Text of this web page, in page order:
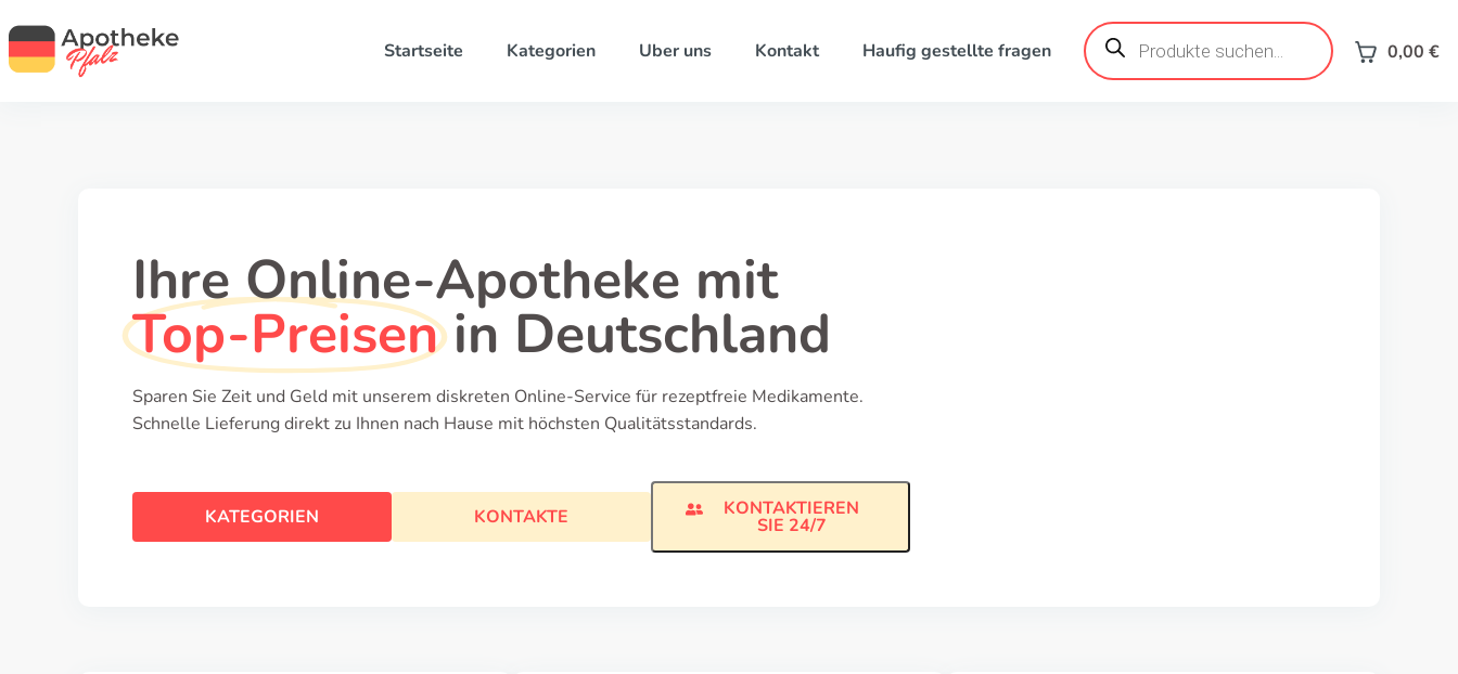
Startseite Kategorien Uber uns Kontakt Haufig gestellte fragen
Produktsuche
0,00 €
Ihre Online-Apotheke mit
Top-Preisen in Deutschland
Sparen Sie Zeit und Geld mit unserem diskreten Online-Service für rezeptfreie Medikamente.
Schnelle Lieferung direkt zu Ihnen nach Hause mit höchsten Qualitätsstandards.
KATEGORIEN KONTAKTE KONTAKTIEREN
SIE 24/7